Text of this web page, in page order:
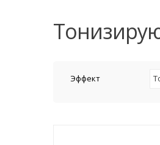
Эффект